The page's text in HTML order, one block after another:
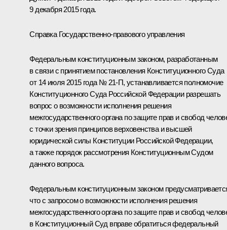
9 декабря 2015 года.
Справка Государственно-правового управления
Федеральным конституционным законом, разработанным
в связи с принятием постановления Конституционного Суда
от 14 июля 2015 года № 21-П, устанавливается полномочие
Конституционного Суда Российской Федерации разрешать
вопрос о возможности исполнения решения
межгосударственного органа по защите прав и свобод
с точки зрения принципов верховенства и высшей
юридической силы Конституции Российской Федерации,
а также порядок рассмотрения Конституционным Судом
данного вопроса.
Федеральным конституционным законом
что с запросом о возможности исполнения решения
межгосударственного органа по защите прав и свобод
в Конституционный Суд вправе обратиться федеральный